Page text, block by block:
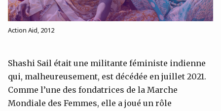
Action Aid, 2012
Shashi Sail était une militante féministe indienne
qui, malheureusement, est décédée en juillet 2021.
Comme l’une des fondatrices de la Marche
Mondiale des Femmes, elle a joué un rôle